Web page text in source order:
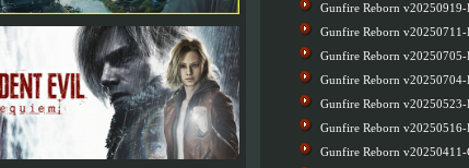
Gunfire Reborn v20250919-
Gunfire Reborn v20250711-
Gunfire Reborn v20250705-
Gunfire Reborn v20250704-
Gunfire Reborn v20250523-
Gunfire Reborn v20250516-
Gunfire Reborn v20250411-